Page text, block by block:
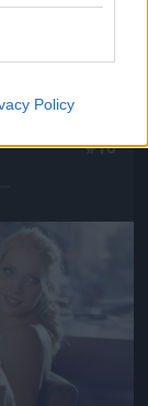
Policy
#16